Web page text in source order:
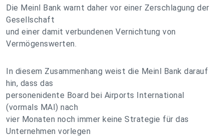
Die Meinl Bank warnt daher vor einer Zerschlagung der
Gesellschaft
und einer damit verbundenen Vernichtung von
Vermögenswerten.
In diesem Zusammenhang weist die Meinl Bank darauf
hin, dass das
personenidente Board bei Airports International
(vormals MAI) nach
vier Monaten noch immer keine Strategie für das
Unternehmen vorlegen